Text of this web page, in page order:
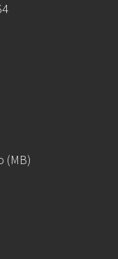
(MB)